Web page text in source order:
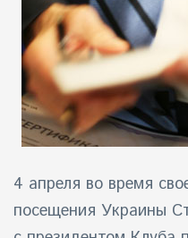
4 апреля во время
посещения Украины